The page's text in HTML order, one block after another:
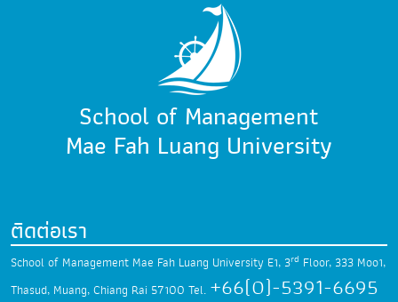
School of Management
Mae Fah Luang University
ติดต่อเรา
School of Management Mae Fah Luang University E1, 3rd Floor, 333 Moo1,
Thasud, Muang, Chiang Rai 57100 Tel. +66(0)-5391-6695